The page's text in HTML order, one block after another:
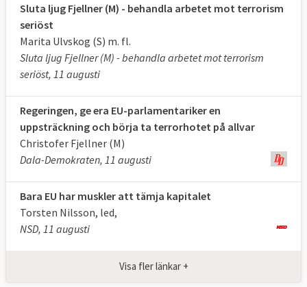
Sluta ljug Fjellner (M) - behandla arbetet mot terrorism
seriöst
Marita Ulvskog (S) m. fl.
Sluta ljug Fjellner (M) - behandla arbetet mot terrorism
seriöst, 11 augusti
Regeringen, ge era EU-parlamentariker en
uppsträckning och börja ta terrorhotet på allvar
Christofer Fjellner (M)
Dala-Demokraten, 11 augusti
Bara EU har muskler att tämja kapitalet
Torsten Nilsson, led,
NSD, 11 augusti
Visa fler länkar +